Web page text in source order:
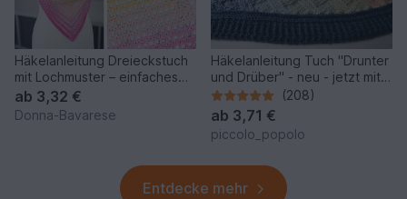
Häkelanleitung Dreieckstuch
mit Lochmuster – einfaches
Anfängerprojekt
ab 3,32 €
Donna-Bavarese
Häkelanleitung Tuch "Drunter
und Drüber" - neu - jetzt mit
zwei Tuchformen
(208)
ab 3,71 €
piccolo_popolo
Entdecke mehr